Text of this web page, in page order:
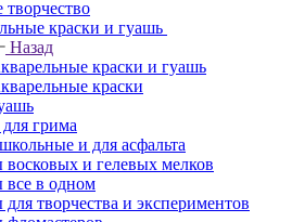
творчество
краски и гуашь
Назад
краски и гуашь
краски
грима
и для асфальта
и гелевых мелков
в одном
творчества и экспериментов